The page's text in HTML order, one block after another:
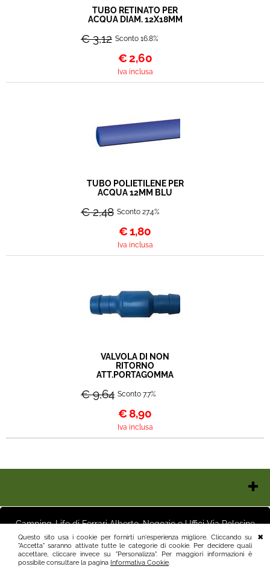
Questo sito usa i cookie per fornirti un'esperienza migliore. Cliccando su
"Accetta" saranno attivate tutte le categorie di cookie. Per decidere quali
accettare, cliccare invece su "Personalizza". Per maggiori informazioni è
possibile consultare la pagina Informativa Cookie.
TUBO RETINATO PER
ACQUA DIAM. 12X18MM
€ 3,12 Sconto 16.8%
€2,60
Iva inclusa
TUBO POLIETILENE PER
ACQUA 12MM BLU
€ 2,48 Sconto 27.4%
€1,80
Iva inclusa
VALVOLA DI NON
RITORNO
ATT.PORTAGOMMA
€ 9,64 Sconto 7.7%
€8,90
Iva inclusa
Spedizioni
Recesso e Condizioni
Camping-Life di Ferrari Alberto, Negozio e Uffici Via Polesine
16 25125 Brescia (BS) Magazzino Via Friuli 3 25125 Brescia (BS)
Italia P.I.03411250982 info@camping-life.it tel.3887818400